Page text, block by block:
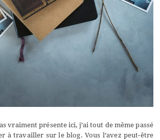
vraiment présente ici, j’ai tout de même passé
à travailler sur le blog. Vous l’avez peut-être